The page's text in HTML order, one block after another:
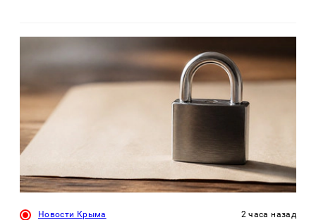
Новости Крыма 2 часа назад